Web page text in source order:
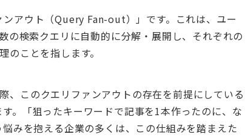
アウト（Query Fan-out）」です。これは、ユー
の検索クエリに自動的に分解・展開し、それぞれの
ことを指します。
、このクエリファンアウトの存在を前提にしている
。「狙ったキーワードで記事を1本作ったのに、な
みを抱える企業の多くは、この仕組みを踏まえた